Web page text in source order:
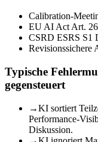
Calibration-
EU AI Act Art.
CSRD ESRS S1
Revisionssichere
Typische
gegensteuert
→KI sortiert
Performance-
Diskussion.